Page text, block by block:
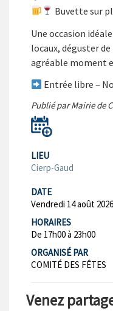
Buvette sur
Une occasion
locaux, déguster
agréable moment
Entrée libre –
Publié par Mairie de
LIEU
Cierp-Gaud
DATE
Vendredi 14 août 2026
HORAIRES
De 17h00 à 23h00
ORGANISÉ PAR
COMITÉ DES FÊTES
Venez